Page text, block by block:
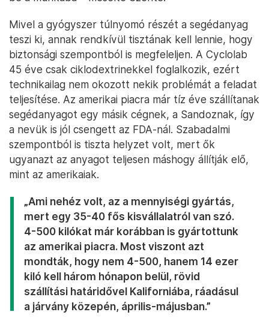
Mivel a gyógyszer túlnyomó részét a segédanyag
teszi ki, annak rendkívül tisztának kell lennie, hogy
biztonsági szempontból is megfeleljen. A Cyclolab
45 éve csak ciklodextrinekkel foglalkozik, ezért
technikailag nem okozott nekik problémát a feladat
teljesítése. Az amerikai piacra már tíz éve szállítanak
segédanyagot egy másik cégnek, a Sandoznak, így
a nevük is jól csengett az FDA-nál. Szabadalmi
szempontból is tiszta helyzet volt, mert ők
ugyanazt az anyagot teljesen máshogy állítják elő,
mint az amerikaiak.
„Ami nehéz volt, az a mennyiségi gyártás,
mert egy 35-40 fős kisvállalatról van szó.
4-500 kilókat már korábban is gyártottunk
az amerikai piacra. Most viszont azt
mondták, hogy nem 4-500, hanem 14 ezer
kiló kell három hónapon belül, rövid
szállítási határidővel Kaliforniába, ráadásul
a járvány közepén, április-májusban.”